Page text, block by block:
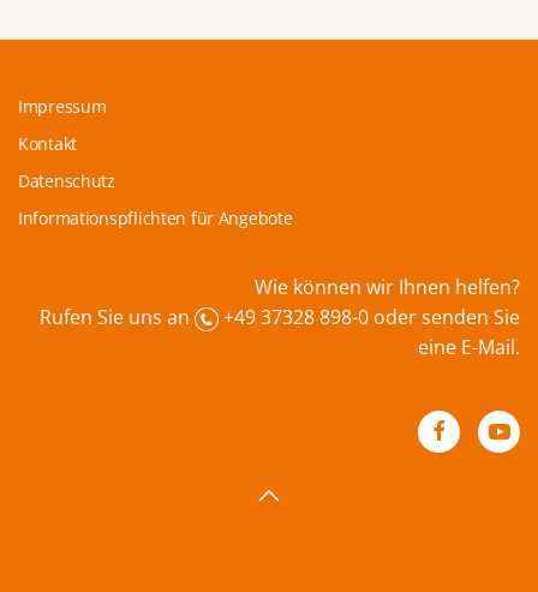
Impressum
Kontakt
Datenschutz
Informationspflichten für Angebote
Wie können wir Ihnen helfen?
Rufen Sie uns an
+49 37328 898-0 oder senden Sie
eine E-Mail.